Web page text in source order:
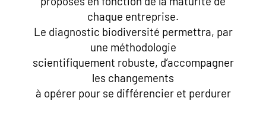
chaque entreprise.
Le diagnostic biodiversité permettra, par
une méthodologie
scientifiquement robuste, d’accompagner
les changements
à opérer pour se différencier et perdurer